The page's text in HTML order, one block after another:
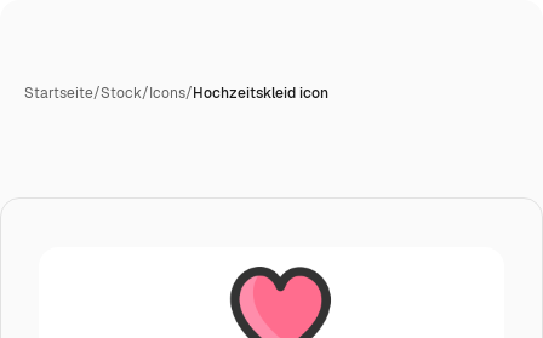
Startseite/Stock/Icons/Hochzeitskleid icon